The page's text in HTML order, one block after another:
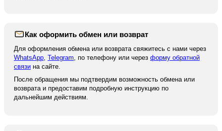
Как оформить обмен или возврат
Для оформления обмена или возврата свяжитесь с нами через
WhatsApp, Telegram, по телефону или через форму обратной
связи на сайте.
После обращения мы подтвердим возможность обмена или
возврата и предоставим подробную инструкцию по
дальнейшим действиям.